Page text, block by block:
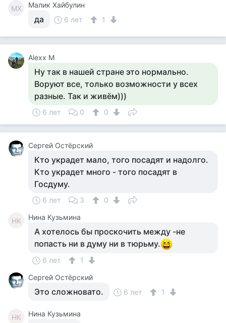
МХ Малик Хайбулин
да 6 лет 1
Alexx M
Ну так в нашей стране это нормально.
Воруют все, только возможности у всех
разные. Так и живём)))
6 лет 0 0
Сергей Остёрский
Кто украдет мало, того посадят и надолго.
Кто украдет много - того посадят в
Госдуму.
6 лет 3 0
НК Нина Кузьмина
А хотелось бы проскочить между -не
попасть ни в думу ни в тюрьму.
6 лет
1
Сергей Остёрский
Это сложновато. 6 лет 1
НК Нина Кузьмина